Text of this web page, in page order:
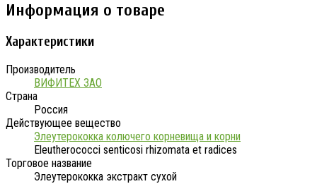
Информация о товаре
Характеристики
Производитель
ВИФИТЕХ ЗАО
Страна
Россия
Действующее вещество
Элеутерококка колючего корневища и корни
Eleutherococci senticosi rhizomata et radices
Торговое название
Элеутерококка экстракт сухой